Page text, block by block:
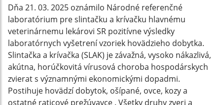
Dňa 21. 03. 2025 oznámilo Národné referenčné
laboratórium pre slintačku a krívačku hlavnému
veterinárnemu lekárovi SR pozitívne výsledky
laboratórnych vyšetrení vzoriek hovädzieho dobytka.
Slintačka a krívačka (SLAK) je závažná, vysoko nákazlivá,
akútna, horúčkovitá vírusová choroba hospodárskych
zvierat s významnými ekonomickými dopadmi.
Postihuje hovädzí dobytok, ošípané, ovce, kozy a
ostatné raticové prežúvavce . Všetky druhy zveri a